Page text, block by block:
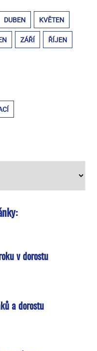
DUBEN KVĚTEN
ZÁŘÍ ŘÍJEN
v dorostu
a dorostu